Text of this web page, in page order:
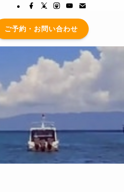
ご予約・お問い合わせ